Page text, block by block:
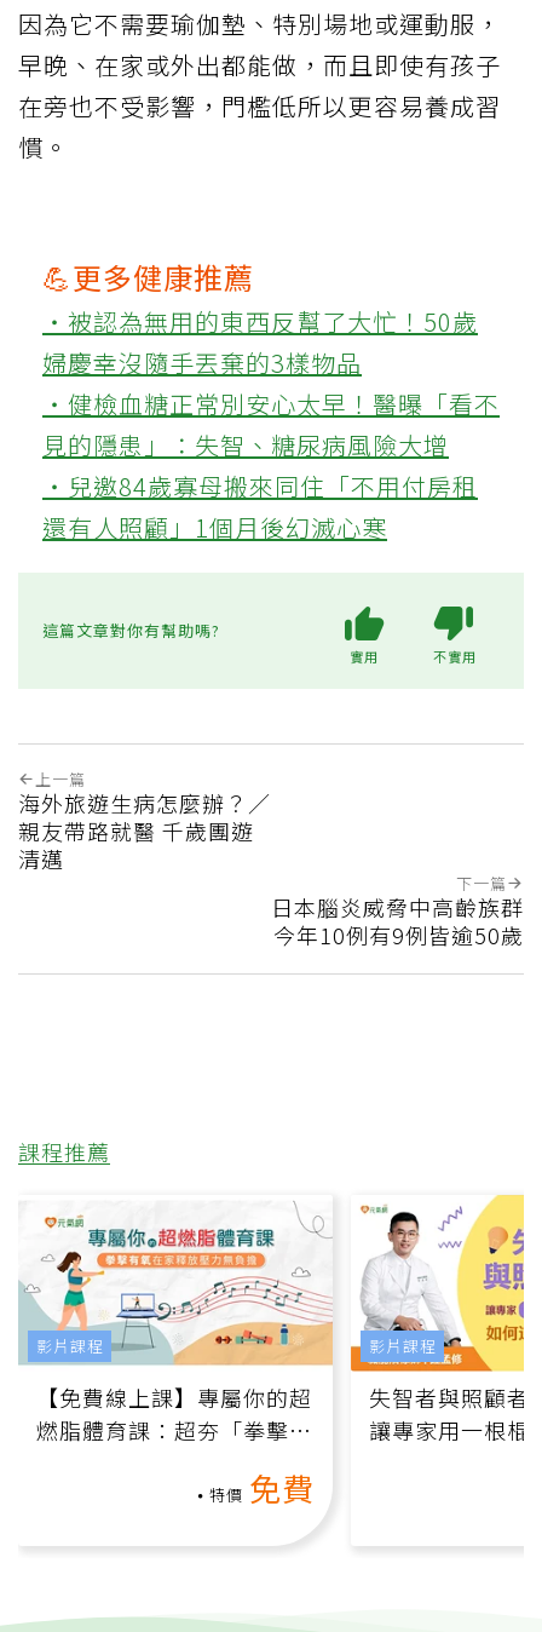
因為它不需要瑜伽墊、特別場地或運動服，
早晚、在家或外出都能做，而且即使有孩子
在旁也不受影響，門檻低所以更容易養成習
慣。
💪更多健康推薦
‧被認為無用的東西反幫了大忙！50歲
婦慶幸沒隨手丟棄的3樣物品
‧健檢血糖正常別安心太早！醫曝「看不
見的隱患」：失智、糖尿病風險大增
‧兒邀84歲寡母搬來同住「不用付房租
還有人照顧」1個月後幻滅心寒
這篇文章對你有幫助嗎?
實用 不實用
上一篇
海外旅遊生病怎麼辦？／
親友帶路就醫 千歲團遊
清邁
下一篇
日本腦炎威脅中高齡族群
今年10例有9例皆逾50歲
課程推薦
【免費線上課】專屬你的超
燃脂體育課：超夯「拳擊有
特價 免費
影片課程
失智者與照顧者
讓專家用一根棍
影片課程